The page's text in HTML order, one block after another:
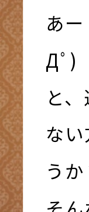
あ
Дﾟ)
と
な
うか